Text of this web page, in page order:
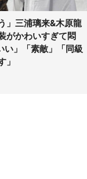
」三浦璃来&木原龍
がかわいすぎて悶
い」「素敵」「同級
」